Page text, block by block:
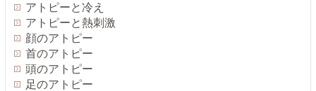
アトピーと冷え
アトピーと熱刺激
顔のアトピー
首のアトピー
頭のアトピー
足のアトピー